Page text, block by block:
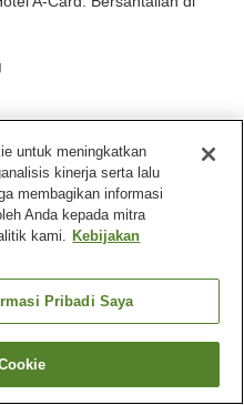
Spa / Salon kecantikan
Mesin penjual otomatis
Morioka
untuk meningkatkan
kinerja serta lalu
membagikan informasi
Anda kepada mitra
kami. Kebijakan
Pribadi Saya